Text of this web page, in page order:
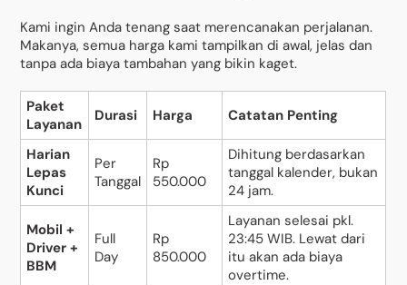
Kami ingin Anda tenang saat merencanakan perjalanan.
Makanya, semua harga kami tampilkan di awal, jelas dan
tanpa ada biaya tambahan yang bikin kaget.
Paket
Layanan
Durasi Harga Catatan Penting
Harian
Lepas
Kunci
Per
Tanggal
Rp
550.000
Dihitung berdasarkan
tanggal kalender, bukan
24 jam.
Mobil +
Driver +
BBM
Full
Day
Rp
850.000
Layanan selesai pkl.
23:45 WIB. Lewat dari
itu akan ada biaya
overtime.